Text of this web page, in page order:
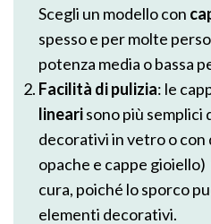
Scegli un modello con
spesso e per molte
potenza media o bassa
Facilità di pulizia: le
linearisono più semplici
decorativi in vetro o
opache e cappe
cura, poiché lo sporco
elementi decorativi.